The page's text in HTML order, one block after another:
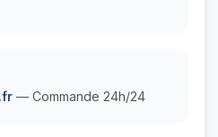
— Commande 24h/24